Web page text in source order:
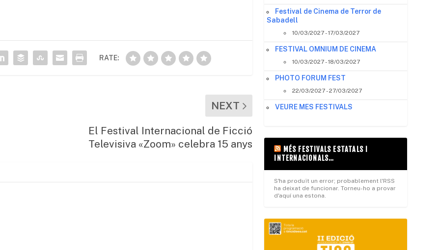
RATE:
NEXT
El Festival Internacional de Ficció
Televisiva «Zoom» celebra 15 anys
Festival de Cinema de Terror de
Sabadell
10/03/2027 - 17/03/2027
FESTIVAL OMNIUM DE CINEMA
10/03/2027 - 18/03/2027
PHOTO FORUM FEST
22/03/2027 - 27/03/2027
VEURE MES FESTIVALS
MÉS FESTIVALS ESTATALS I
INTERNACIONALS…
S'ha produït un error; probablement l'RSS
ha deixat de funcionar. Torneu-ho a provar
d'aquí una estona.